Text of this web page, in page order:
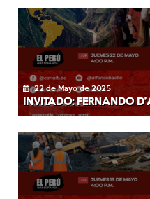
22 de Mayo de 2025
INVITADO: FERNANDO